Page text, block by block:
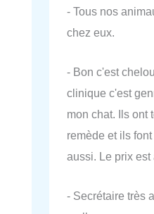
- Tous nos
chez eux.
- Bon c'est
clinique c'est
mon chat. Ils ont
remède et ils
aussi. Le prix est
- Secrétaire très